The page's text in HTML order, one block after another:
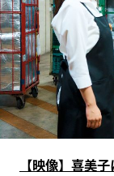
【映像】喜美